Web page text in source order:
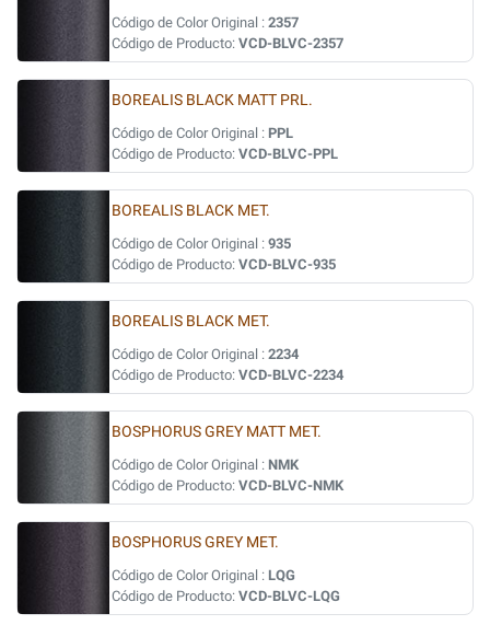
Código de Color Original : 2357
Código de Producto: VCD-BLVC-2357
BOREALIS BLACK MATT PRL.
Código de Color Original : PPL
Código de Producto: VCD-BLVC-PPL
BOREALIS BLACK MET.
Código de Color Original : 935
Código de Producto: VCD-BLVC-935
BOREALIS BLACK MET.
Código de Color Original : 2234
Código de Producto: VCD-BLVC-2234
BOSPHORUS GREY MATT MET.
Código de Color Original : NMK
Código de Producto: VCD-BLVC-NMK
BOSPHORUS GREY MET.
Código de Color Original : LQG
Código de Producto: VCD-BLVC-LQG